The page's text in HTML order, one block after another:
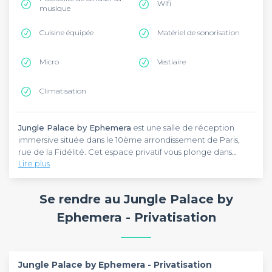
musique
Wifi
Cuisine équipée Matériel de sonorisation
Micro Vestiaire
Climatisation
Jungle Palace by Ephemera est une salle de réception
immersive située dans le 10ème arrondissement de Paris,
rue de la Fidélité. Cet espace privatif vous plonge dans
l'univers d'une bâtisse abandonnée engloutie par une jungle
sauvage, créant une expérience dépaysante idéale pour
les stations de métro Château d'Eau et Gare de l'Est, cette
salle de réception se distingue par son concept immersif
unique dans la capitale.
Jungle Palace by Ephemeraest une salle de réception au
chaque détail. L'ambiance transporte vos invités dans une
Lire plus
Se rendre au Jungle Palace by
Ephemera - Privatisation
Jungle Palace by Ephemera - Privatisation